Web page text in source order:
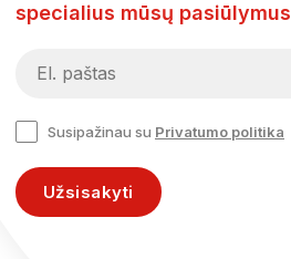
specialius mūsų pasiūlymus
Susipažinau su Privatumo politika
Užsisakyti